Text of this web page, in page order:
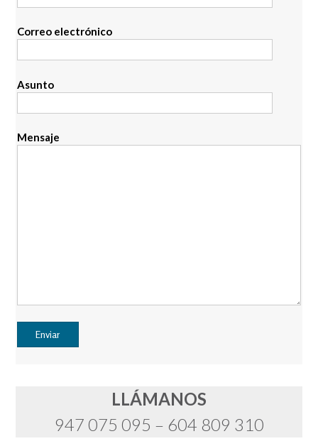
Correo electrónico
Asunto
Mensaje
LLÁMANOS
947 075 095 – 604 809 310